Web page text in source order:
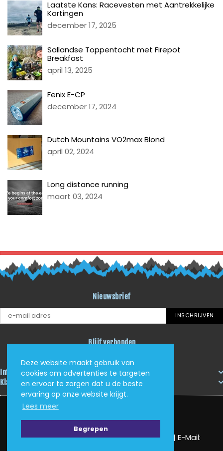
Deze website maakt gebruik van
cookies om advertenties te targeten
en ervoor te zorgen dat u de beste
ervaring op onze website krijgt.
Lees meer
Begrepen
Laatste Kans: Racevesten met Aantrekkelijke
Kortingen
december 17, 2025
Sallandse Toppentocht met Firepot
Breakfast
april 13, 2025
Fenix E-CP
december 17, 2024
Dutch Mountains VO2max Blond
april 02, 2024
Long distance running
maart 03, 2024
TERUG NAAR BLOG LITI
Nieuwsbrief
INSCHRIJVEN
Blijf verbonden
FacebookInstagram
YouTube
Informatie
Klantenservice
KVK: 62405705 | Tel: (+31) (0)625034408 | E-Mail: